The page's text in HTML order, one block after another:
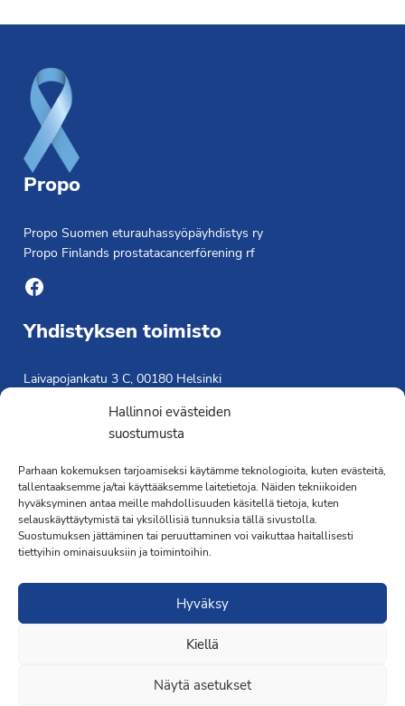
Hallinnoi evästeiden
suostumusta
Parhaan kokemuksen tarjoamiseksi käytämme teknologioita, kuten evästeitä,
tallentaaksemme ja/tai käyttääksemme laitetietoja. Näiden tekniikoiden
hyväksyminen antaa meille mahdollisuuden käsitellä tietoja, kuten
selauskäyttäytymistä tai yksilöllisiä tunnuksia tällä sivustolla.
Suostumuksen jättäminen tai peruuttaminen voi vaikuttaa haitallisesti
tiettyihin ominaisuuksiin ja toimintoihin.
Hyväksy
Kiellä
Näytä asetukset
Propo
Propo Suomen eturauhassyöpäyhdistys ry
Propo Finlands prostatacancerförening rf
Facebook
Yhdistyksen toimisto
Laivapojankatu 3 C, 00180 Helsinki
Saavutettavuusseloste »
Toiminnanjohtaja
Kimmo Järvinen
Terveydenhoitaja
041 501 4176
·Toteutus ja ylläpitoMMD Networks